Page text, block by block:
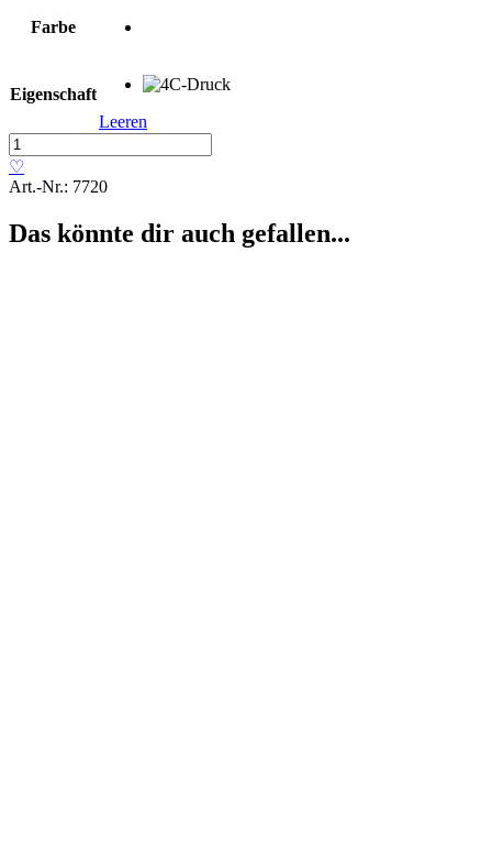
Farbe
Eigenschaft
Leeren
Fanschal
Menge
♡
Art.-Nr.: 7720
Das könnte dir auch gefallen...